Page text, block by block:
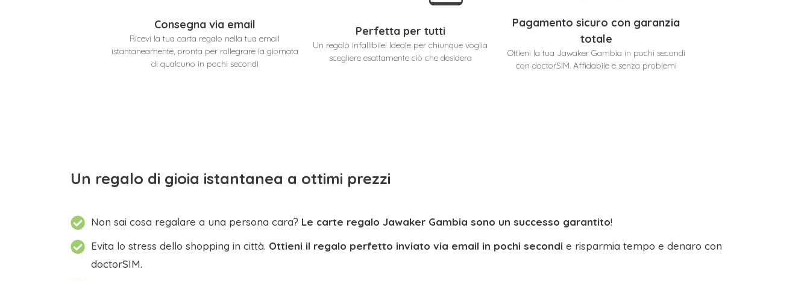
Consegna via email
Ricevi la tua carta regalo nella tua email
istantaneamente, pronta per rallegrare la giornata
di qualcuno in pochi secondi
Perfetta per tutti
Un regalo infallibile! Ideale per chiunque voglia
scegliere esattamente ciò che desidera
Pagamento sicuro con garanzia
totale
Ottieni la tua Jawaker Gambia in pochi secondi
con doctorSIM. Affidabile e senza problemi
Un regalo di gioia istantanea a ottimi prezzi
Non sai cosa regalare a una persona cara? Le carte regalo Jawaker Gambia sono un successo garantito!
Evita lo stress dello shopping in città. Ottieni il regalo perfetto inviato via email in pochi secondi e risparmia tempo e denaro con
doctorSIM.